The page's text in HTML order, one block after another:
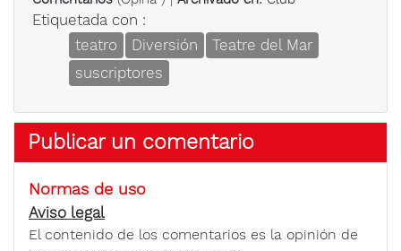
Etiquetada con :
teatro
Diversión
Teatre del Mar
suscriptores
Publicar un comentario
Normas de uso
Aviso legal
El contenido de los comentarios es la opinión de